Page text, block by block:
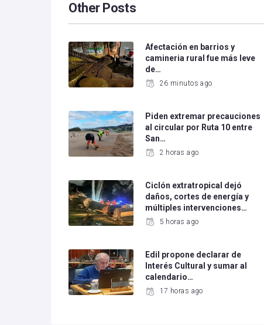
Other Posts
Afectación en barrios y
camineria rural fue más leve
de…
26 minutos ago
Piden extremar precauciones
al circular por Ruta 10 entre
San…
2 horas ago
Ciclón extratropical dejó
daños, cortes de energía y
múltiples intervenciones…
5 horas ago
Edil propone declarar de
Interés Cultural y sumar al
calendario…
17 horas ago